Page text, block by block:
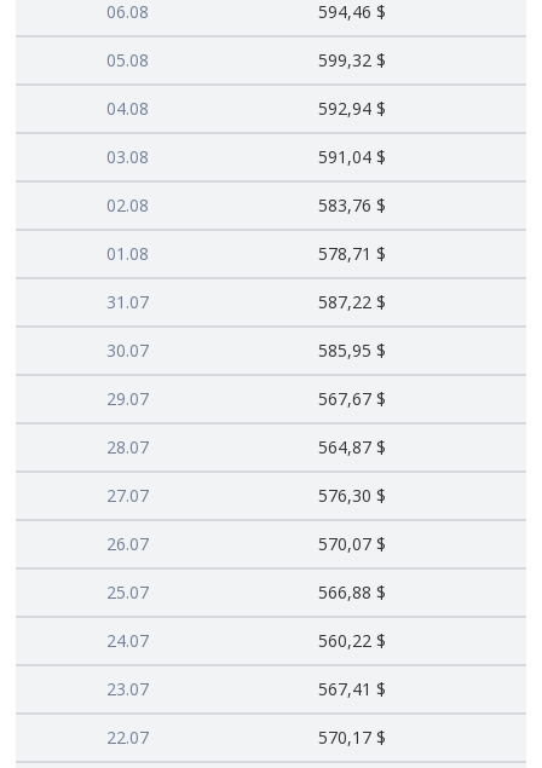
06.08 594,46 $
05.08 599,32 $
04.08 592,94 $
03.08 591,04 $
02.08 583,76 $
01.08 578,71 $
31.07 587,22 $
30.07 585,95 $
29.07 567,67 $
28.07 564,87 $
27.07 576,30 $
26.07 570,07 $
25.07 566,88 $
24.07 560,22 $
23.07 567,41 $
22.07 570,17 $